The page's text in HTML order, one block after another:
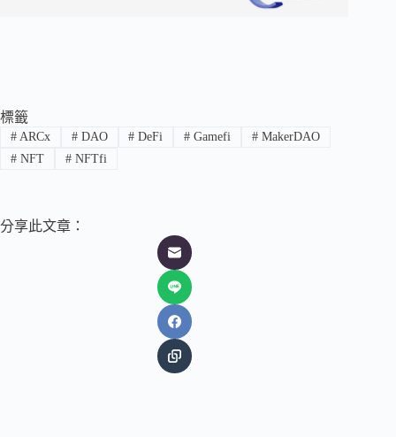
標籤
#ARCx #DAO # DeFi # Gamefi # MakerDAO
#NFT #NFTfi
分享此文章：